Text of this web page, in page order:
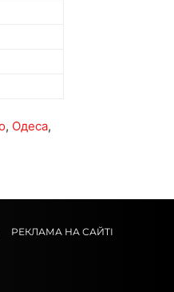
, Одеса,
РЕКЛАМА НА САЙТІ